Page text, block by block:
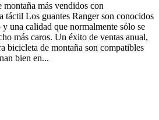
más vendidos con
táctil Los guantes Ranger son conocidos
una calidad que normalmente sólo se
más caros. Un éxito de ventas anual,
bicicleta de montaña son compatibles
bien en...